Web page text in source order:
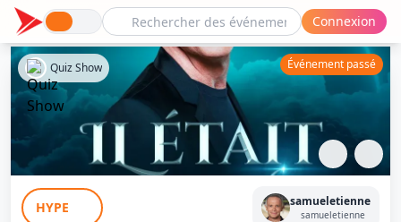
Connexion
Il Était Un Jeu
Quiz Show Événement passé
HYPE samueletienne
samueletienne